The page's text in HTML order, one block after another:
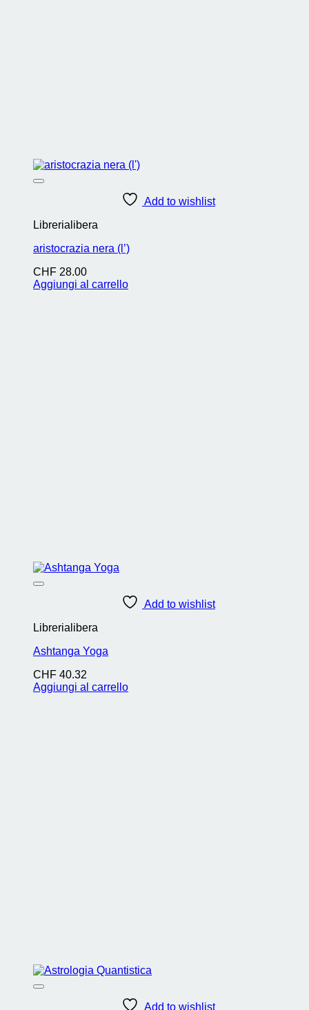
Add to wishlist
Librerialibera
aristocrazia nera (l’)
CHF 28.00
Aggiungi al carrello
Add to wishlist
Librerialibera
Ashtanga Yoga
CHF 40.32
Aggiungi al carrello
Add to wishlist